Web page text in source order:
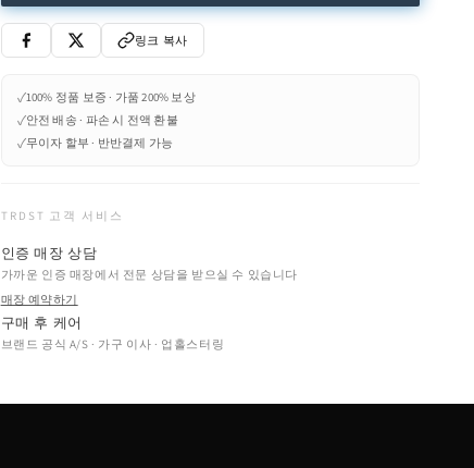
링크 복사
✓100% 정품 보증 · 가품 200% 보상
✓안전 배송 · 파손 시 전액 환불
✓무이자 할부 · 반반결제 가능
TRDST 고객 서비스
인증 매장 상담
가까운 인증 매장에서 전문 상담을 받으실 수 있습니다
매장 예약하기
구매 후 케어
브랜드 공식 A/S · 가구 이사 · 업홀스터링